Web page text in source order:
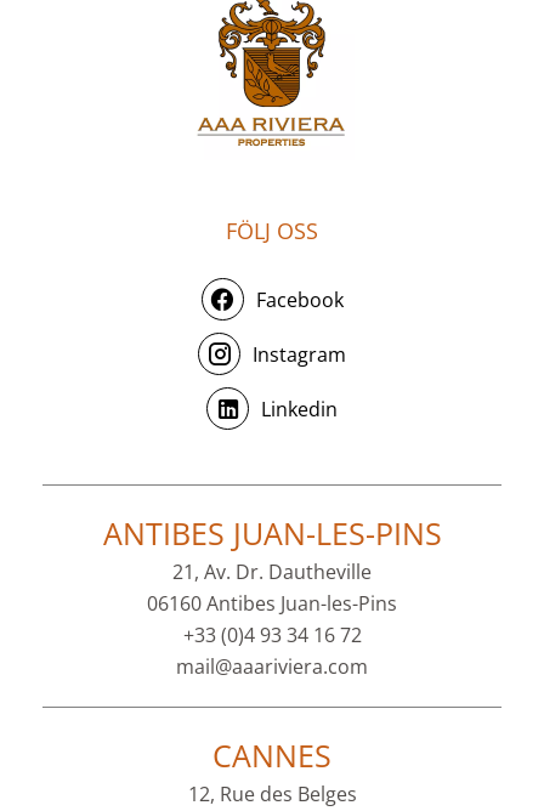
FÖLJ OSS
Facebook
Instagram
Linkedin
ANTIBES JUAN-LES-PINS
21, Av. Dr. Dautheville
06160 Antibes Juan-les-Pins
+33 (0)4 93 34 16 72
mail@aaariviera.com
CANNES
12, Rue des Belges